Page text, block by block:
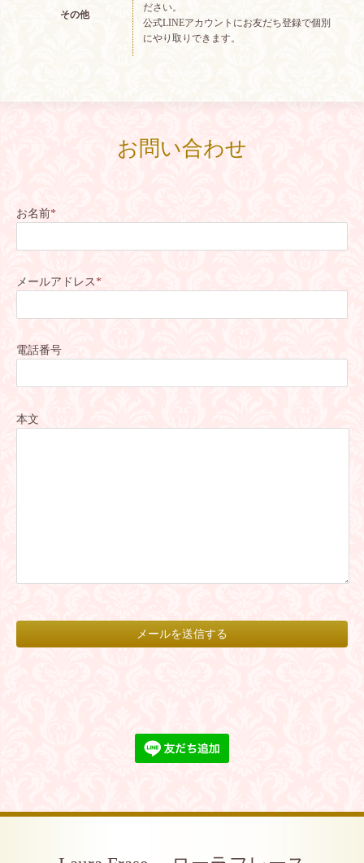
その他
ださい。
公式LINEアカウントにお友だち登録で個別
にやり取りできます。
お問い合わせ
お名前*
メールアドレス*
電話番号
本文